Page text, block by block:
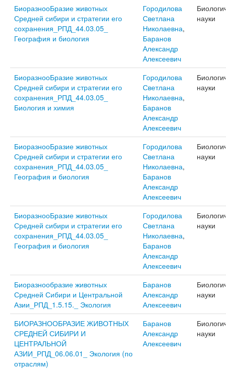
БиоразнооБразие животных
Средней сибири и стратегии его
сохранения_РПД_44.03.05_
География и биология
Городилова
Светлана
Николаевна,
Баранов
Александр
Алексеевич
науки
БиоразнооБразие животных
Средней сибири и стратегии его
сохранения_РПД_44.03.05_
Биология и химия
Городилова
Светлана
Николаевна,
Баранов
Александр
Алексеевич
науки
БиоразнооБразие животных
Средней сибири и стратегии его
сохранения_РПД_44.03.05_
География и биология
Городилова
Светлана
Николаевна,
Баранов
Александр
Алексеевич
науки
БиоразнооБразие животных
Средней сибири и стратегии его
сохранения_РПД_44.03.05_
География и биология
Городилова
Светлана
Николаевна,
Баранов
Александр
Алексеевич
науки
Биоразнообразие животных
Средней Сибири и Центральной
Азии_РПД_1.5.15._ Экология
Баранов
Александр
Алексеевич
науки
БИОРАЗНООБРАЗИЕ ЖИВОТНЫХ
СРЕДНЕЙ СИБИРИ И
ЦЕНТРАЛЬНОЙ
АЗИИ_РПД_06.06.01_ Экология (по
отраслям)
Баранов
Александр
Алексеевич
науки